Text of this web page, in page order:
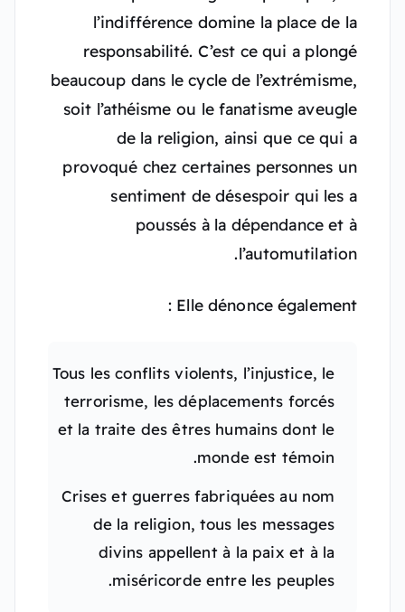
l’indifférence domine la place de la
responsabilité. C’est ce qui a plongé
beaucoup dans le cycle de l’extrémisme,
soit l’athéisme ou le fanatisme aveugle
de la religion, ainsi que ce qui a
provoqué chez certaines personnes un
sentiment de désespoir qui les a
poussés à la dépendance et à
l’automutilation.
Elle dénonce également :
Tous les conflits violents, l’injustice, le
terrorisme, les déplacements forcés
et la traite des êtres humains dont le
monde est témoin.
Crises et guerres fabriquées au nom
de la religion, tous les messages
divins appellent à la paix et à la
miséricorde entre les peuples.